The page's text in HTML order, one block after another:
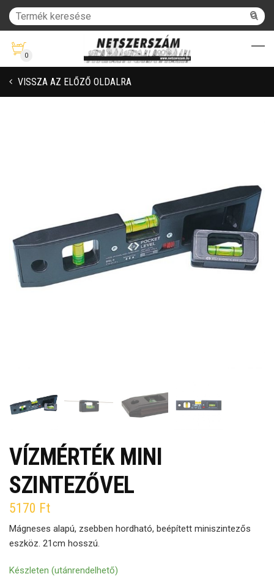
0
VISSZA AZ ELŐZŐ OLDALRA
VÍZMÉRTÉK MINI
SZINTEZŐVEL
5170 Ft
Mágneses alapú, zsebben hordható, beépített miniszintezős
eszköz. 21cm hosszú.
Készleten (utánrendelhető)